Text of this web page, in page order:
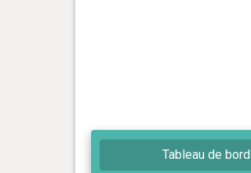
Tableau de bord